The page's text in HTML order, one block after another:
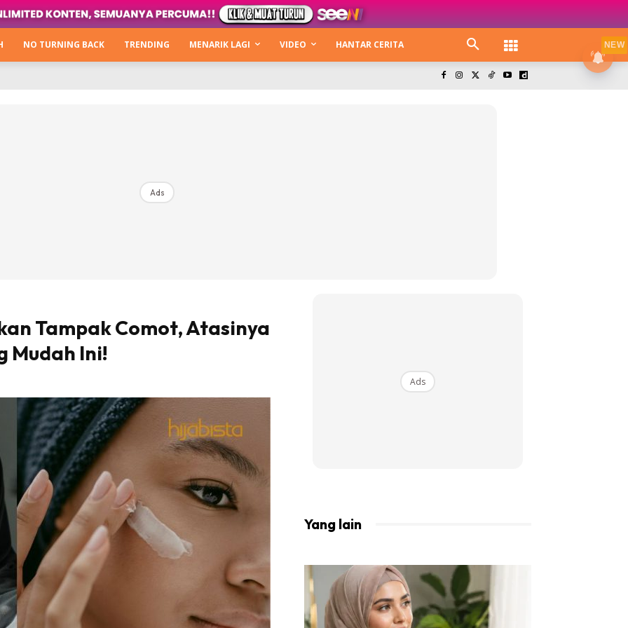
Hijabista
Next Level
#1 on top dengan fashion muslimah terkini di HIJABISTA!
KLIK DI SEENI
NO TURNING BACK TRENDING MENARIK LAGI VIDEO HANTAR CERITA
Ads
Tampak Comot, Atasinya
Mudah Ini!
Ads
Yang lain
NEW